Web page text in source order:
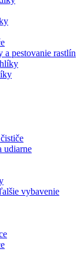
a pestovanie rastlín
udiarne
vybavenie